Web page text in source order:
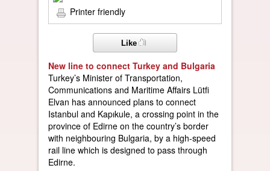
Printer friendly
Like
New line to connect Turkey and Bulgaria
Turkey’s Minister of Transportation,
Communications and Maritime Affairs Lütfi
Elvan has announced plans to connect
Istanbul and Kapıkule, a crossing point in the
province of Edirne on the country’s border
with neighbouring Bulgaria, by a high-speed
rail line which is designed to pass through
Edirne.